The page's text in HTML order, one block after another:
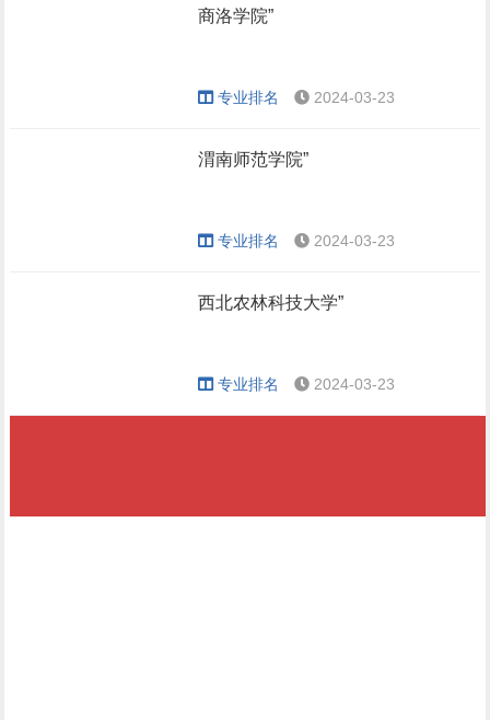
商洛学院”
专业排名 2024-03-23
渭南师范学院”
专业排名 2024-03-23
西北农林科技大学”
专业排名 2024-03-23